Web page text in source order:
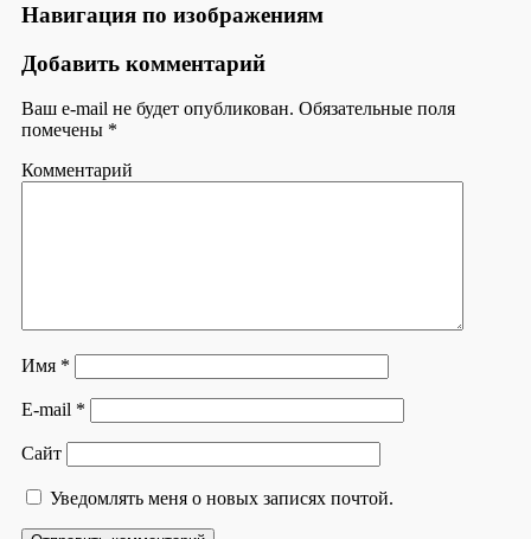
Навигация по изображениям
Добавить комментарий
Ваш e-mail не будет опубликован. Обязательные поля
помечены *
Комментарий
Имя *
E-mail *
Сайт
Уведомлять меня о новых записях почтой.